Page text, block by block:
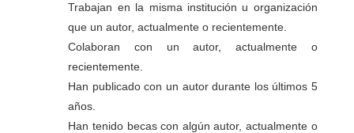
Trabajan en la misma institución u organización
que un autor, actualmente o recientemente.
Colaboran con un autor, actualmente o
recientemente.
Han publicado con un autor durante los últimos 5
años.
Han tenido becas con algún autor, actualmente o